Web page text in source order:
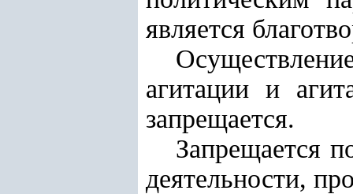
является
агитации и
запрещается.
Запрещается
деятельности,